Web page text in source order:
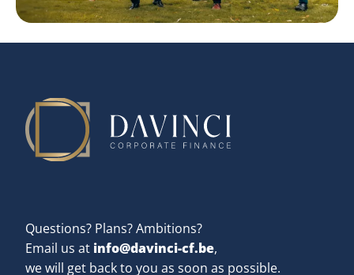
Questions? Plans? Ambitions?
Email us at info@davinci-cf.be,
we will get back to you as soon as possible.